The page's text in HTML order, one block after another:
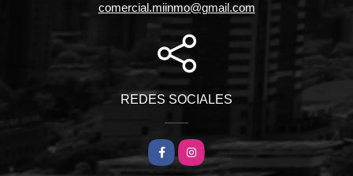
comercial.miinmo@gmail.com
REDES SOCIALES
FacebookInstagram